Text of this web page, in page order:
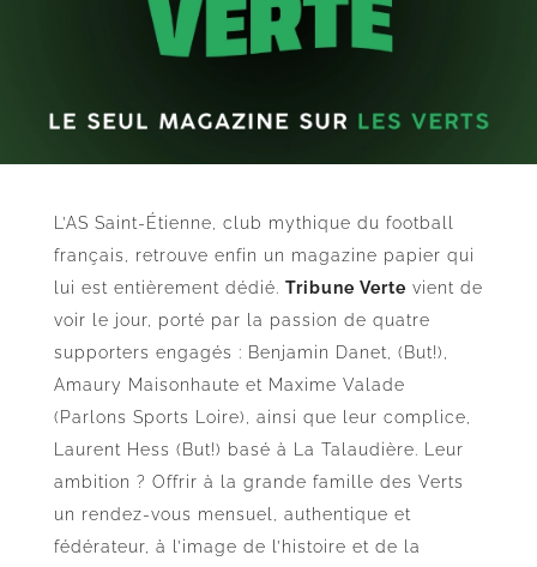
L’AS Saint-Étienne, club mythique du football
français, retrouve enfin un magazine papier qui
lui est entièrement dédié. Tribune Verte vient de
voir le jour, porté par la passion de quatre
supporters engagés : Benjamin Danet, (But!),
Amaury Maisonhaute et Maxime Valade
(Parlons Sports Loire), ainsi que leur complice,
Laurent Hess (But!) basé à La Talaudière. Leur
ambition ? Offrir à la grande famille des Verts
un rendez-vous mensuel, authentique et
fédérateur, à l’image de l’histoire et de la